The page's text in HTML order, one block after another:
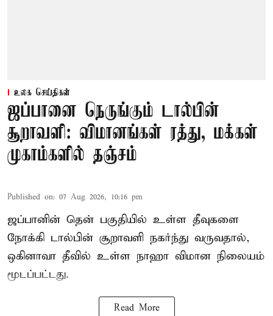
உலக செய்திகள்
ஜப்பானை நெருங்கும் டால்பின்
சூறாவளி: விமானங்கள் ரத்து, மக்கள்
முகாம்களில் தஞ்சம்
Published on: 07 Aug 2026, 10:16 pm
ஜப்பானின் தென் பகுதியில் உள்ள தீவுகளை
நோக்கி டால்பின் சூறாவளி நகர்ந்து வருவதால்,
ஒகினாவா தீவில் உள்ள நாஹா விமான நிலையம்
மூடப்பட்டது.
Read More